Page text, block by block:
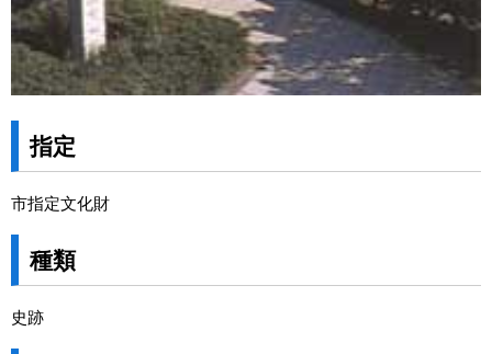
指定
市指定文化財
種類
史跡